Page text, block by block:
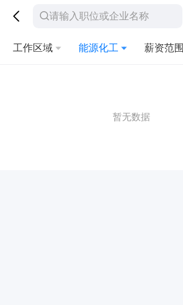
工作区域 能源化工 薪资范围
暂无数据